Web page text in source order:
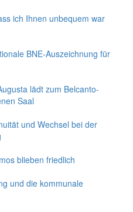
ich Ihnen unbequem war
BNE-Auszeichnung für
lädt zum Belcanto-
Saal
und Wechsel bei der
blieben friedlich
und die kommunale